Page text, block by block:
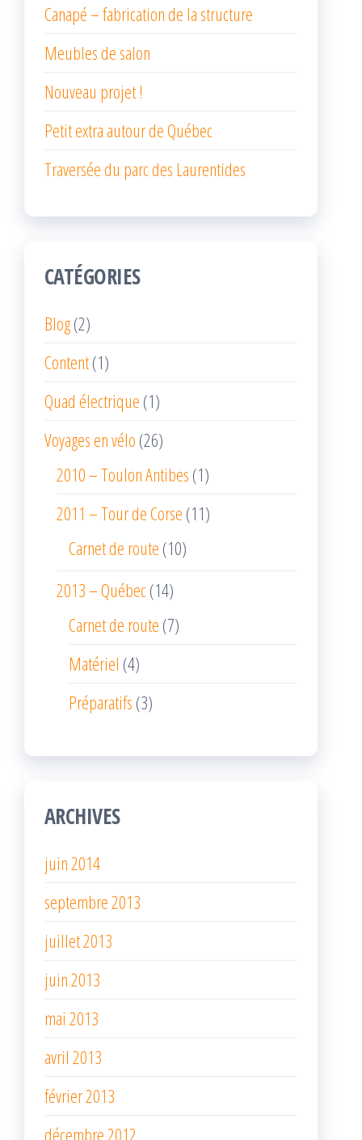
Canapé – fabrication de la structure
Meubles de salon
Nouveau projet !
Petit extra autour de Québec
Traversée du parc des Laurentides
CATÉGORIES
Blog(2)
Content(1)
Quad électrique (1)
Voyages en vélo (26)
2010 – Toulon Antibes (1)
2011 – Tour de Corse (11)
Carnet de route (10)
2013 – Québec (14)
Carnet de route (7)
Matériel (4)
Préparatifs (3)
ARCHIVES
juin 2014
septembre 2013
juillet 2013
juin 2013
mai 2013
avril 2013
février 2013
décembre 2012